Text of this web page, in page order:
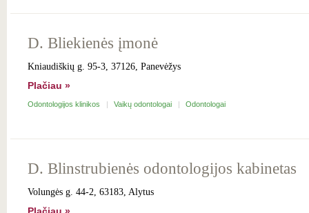
D. Bliekienės įmonė
Kniaudiškių g. 95-3, 37126, Panevėžys
Plačiau »
Odontologijos klinikos Vaikų odontologai Odontologai
D. Blinstrubienės odontologijos kabinetas
Volungės g. 44-2, 63183, Alytus